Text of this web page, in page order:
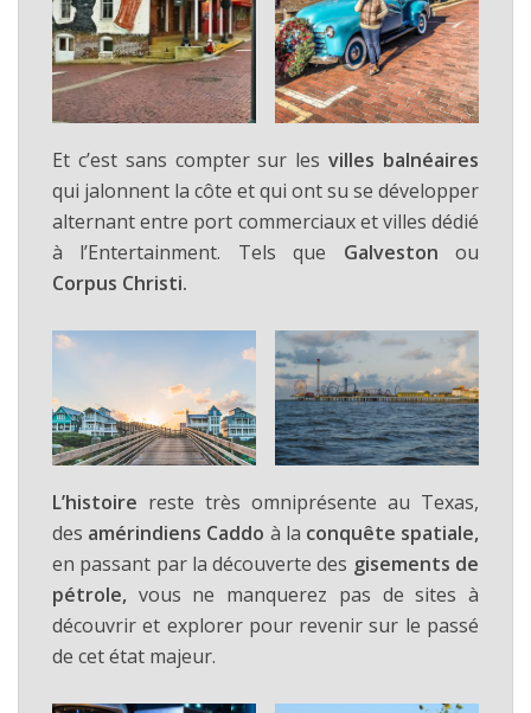
Et c’est sans compter sur lesvilles balnéaires
qui jalonnent la côte et qui ont su se développer
alternant entre port commerciaux et villes dédié
à l’Entertainment. Tels que Galvestonou
Corpus Christi.
L’histoire reste très omniprésente au Texas,
des amérindiens Caddo à la conquête spatiale,
en passant par la découverte des gisements de
pétrole, vous ne manquerez pas de sites à
découvrir et explorer pour revenir sur le passé
de cet état majeur.